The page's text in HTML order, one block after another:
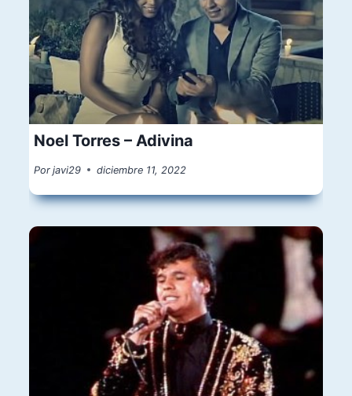
Noel Torres – Adivina
Por javi29 diciembre 11, 2022